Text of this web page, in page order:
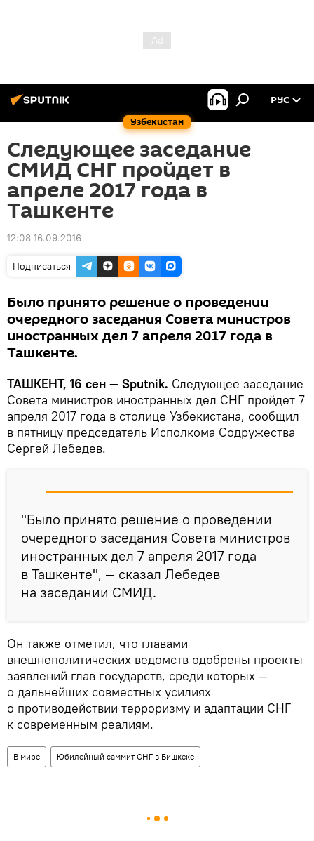
Узбекистан
РУС
Следующее заседание
СМИД СНГ пройдет в
апреле 2017 года в
Ташкенте
12:08 16.09.2016
Подписаться
Было принято решение о проведении
очередного заседания Совета министров
иностранных дел 7 апреля 2017 года в
Ташкенте.
ТАШКЕНТ, 16 сен — Sputnik. Следующее заседание
Совета министров иностранных дел СНГ пройдет 7
апреля 2017 года в столице Узбекистана, сообщил
в пятницу председатель Исполкома Содружества
Сергей Лебедев.
"Было принято решение о проведении
очередного заседания Совета министров
иностранных дел 7 апреля 2017 года
в Ташкенте", — сказал Лебедев
на заседании СМИД.
Он также отметил, что главами
внешнеполитических ведомств одобрены проекты
заявлений глав государств, среди которых —
о дальнейших совместных усилиях
о противодействии терроризму и адаптации СНГ
к современным реалиям.
В мире Юбилейный саммит СНГ в Бишкеке